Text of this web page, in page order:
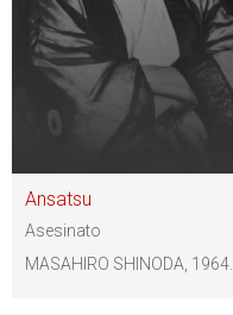
Ansatsu
Asesinato
MASAHIRO SHINODA, 1964.